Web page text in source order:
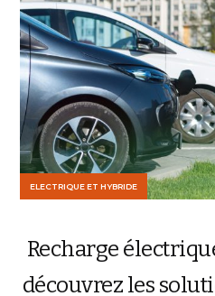
ELECTRIQUE ET HYBRIDE
Recharge
découvrez les